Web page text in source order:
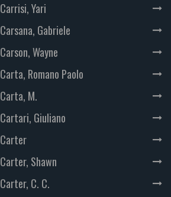
Carrisi, Yari
Carsana, Gabriele
Carson, Wayne
Carta, Romano Paolo
Carta, M.
Cartari, Giuliano
Carter
Carter, Shawn
Carter, C. C.